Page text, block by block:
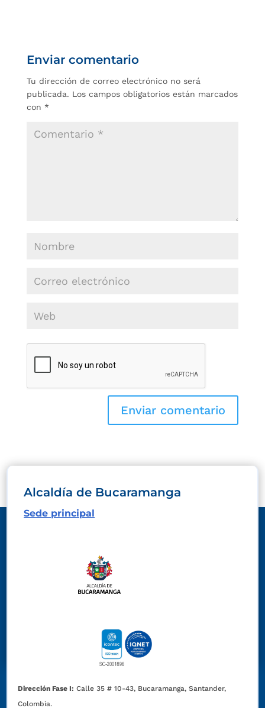
Enviar comentario
Tu dirección de correo electrónico no será
publicada. Los campos obligatorios están marcados
con *
Alcaldía de Bucaramanga
Sede principal
Dirección Fase I: Calle 35 # 10-43, Bucaramanga, Santander,
Colombia.